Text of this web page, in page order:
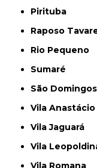
Pirituba
Raposo
Rio Pequeno
Sumaré
São Domingos
Vila Anastácio
Vila Jaguará
Vila
Vila Romana